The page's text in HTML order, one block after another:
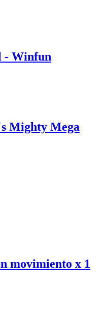
- Winfun
Mighty Mega
movimiento x 1